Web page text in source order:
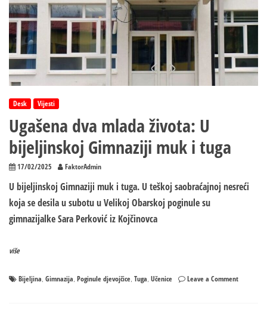
Petra
Šarića
Desk Vijesti
Ugašena dva mlada života: U
bijeljinskoj Gimnaziji muk i tuga
17/02/2025 FaktorAdmin
U bijeljinskoj Gimnaziji muk i tuga. U teškoj saobraćajnoj nesreći
koja se desila u subotu u Velikoj Obarskoj poginule su
gimnazijalke Sara Perković iz Kojčinovca
više
Bijeljina Gimnazija Poginule djevojčice Tuga Učenice Leave a Commenton